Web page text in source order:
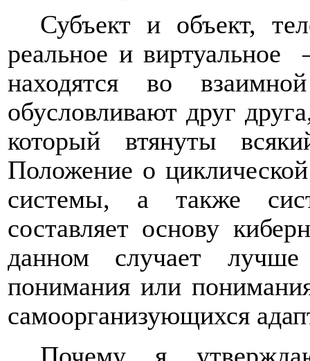
Субъект и объект,
реальное и виртуальное
находятся во
обусловливают друг
который втянуты
Положение о
системы, а также
составляет основу
данном случает лучше
понимания или
самоорганизующихся